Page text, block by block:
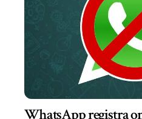
WhatsApp registra